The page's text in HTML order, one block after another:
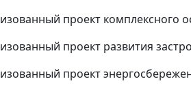
проект комплексного
проект развития
проект